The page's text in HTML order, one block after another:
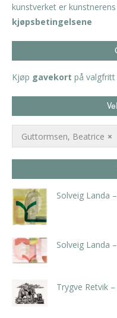
kunstverket er
kjøpsbetingelsene
Kjøp gavekort på valgfritt
×
Guttormsen, Beatrice
Solveig Landa
Solveig Landa
Trygve Retvik